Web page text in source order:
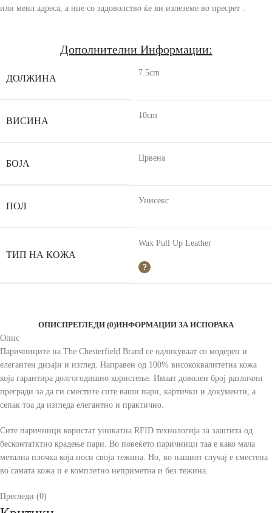
или меил адреса, а ние со задоволство ќе ви излеземе во пресрет .
Дополнителни Информации:
ДОЛЖИНА
7.5cm
ВИСИНА
10cm
БОЈА
Црвена
ПОЛ
Унисекс
ТИП НА КОЖА
Wax Pull Up Leather
ОПИСПРЕГЛЕДИ (0)ИНФОРМАЦИИ ЗА ИСПОРАКА
Опис
Паричниците на The Chesterfield Brand се одликуваат со модерен и
елегантен дизајн и изглед. Направен од 100% висококвалитетна кожа
која гарантира долгогодишно користење. Имаат доволен број различни
прегради за да ги сместите сите ваши пари, картички и документи, а
сепак тоа да изгледа елегантно и практично.
Сите паричници користат уникатна RFID технологија за заштита од
бесконтатктно крадење пари. Во повеќето паричници таа е како мала
метална плочка која носи своја тежина. Но, во нашиот случај е сместена
во самата кожа и е комплетно неприметна и без тежина.
Прегледи (0)